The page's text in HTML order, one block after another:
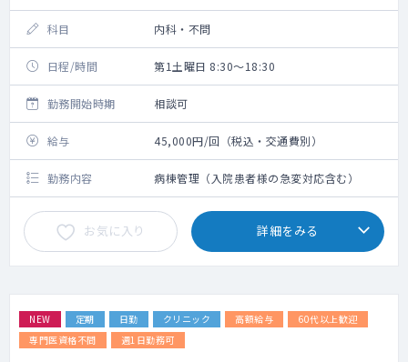
科目 内科・不問
日程/時間 第1土曜日 8:30～18:30
勤務開始時期 相談可
給与 45,000円/回（税込・交通費別）
勤務内容 病棟管理（入院患者様の急変対応含む）
お気に入り 詳細をみる
NEW 定期 日勤 クリニック 高額給与
60代以上歓迎
専門医資格不問
週1日勤務可